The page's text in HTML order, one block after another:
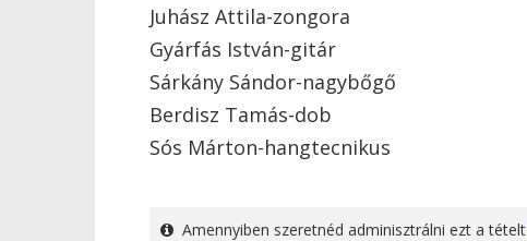
Juhász Attila-zongora
Gyárfás István-gitár
Sárkány Sándor-nagybőgő
Berdisz Tamás-dob
Sós Márton-hangtecnikus
Amennyiben szeretnéd adminisztrálni ezt a tételt